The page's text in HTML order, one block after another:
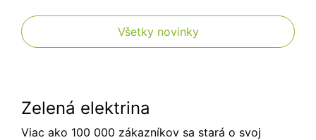
Všetky novinky
Zelená elektrina
Viac ako 100 000 zákazníkov sa stará o svoj